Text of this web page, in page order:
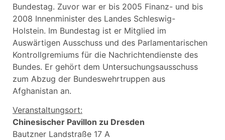
Bundestag. Zuvor war er bis 2005 Finanz- und bis
2008 Innenminister des Landes Schleswig-
Holstein. Im Bundestag ist er Mitglied im
Auswärtigen Ausschuss und des Parlamentarischen
Kontrollgremiums für die Nachrichtendienste des
Bundes. Er gehört dem Untersuchungsausschuss
zum Abzug der Bundeswehrtruppen aus
Afghanistan an.
Veranstaltungsort:
Chinesischer Pavillon zu Dresden
Bautzner Landstraße 17 A